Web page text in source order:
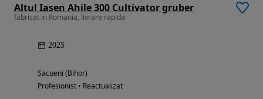
Altul Iasen Ahile 300 Cultivator gruber
fabricat in Romania, livrare rapida
2025
Sacueni (Bihor)
Profesionist • Reactualizat